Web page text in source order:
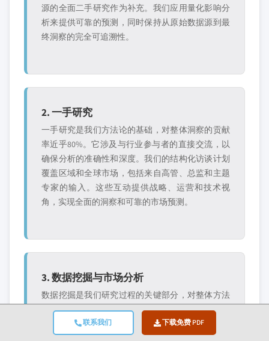
联系我们 下载免费 PDF
源的全面二手研究作为补充。我们应用量化影响分
析来提供可靠的预测，同时保持从原始数据源到最
终洞察的完全可追溯性。
2. 一手研究
一手研究是我们方法论的基础，对整体洞察的贡献
率近乎80%。它涉及与行业参与者的直接交流，以
确保分析的准确性和深度。我们的结构化访谈计划
覆盖区域和全球市场，包括来自高管、总监和主题
专家的输入。这些互动提供战略、运营和技术视
角，实现全面的洞察和可靠的市场预测。
3. 数据挖掘与市场分析
数据挖掘是我们研究过程的关键部分，对整体方法
论的贡献率约为20%。它包括通过主要参与者的收
入份额分析来分析市场结构、识别行业趋势和评估
宏观经济因素。相关数据从付费和免费来源收集，